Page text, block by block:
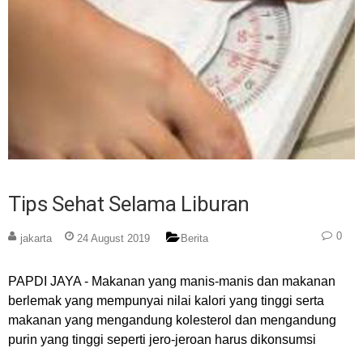
Tips Sehat Selama Liburan
jakarta 24 August 2019 Berita 0
PAPDI JAYA - Makanan yang manis-manis dan makanan
berlemak yang mempunyai nilai kalori yang tinggi serta
makanan yang mengandung kolesterol dan mengandung
purin yang tinggi seperti jero-jeroan harus dikonsumsi